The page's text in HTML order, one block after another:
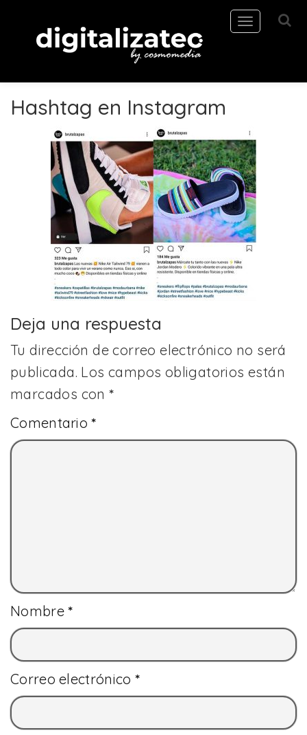
Toggle
navigation
Hashtag en Instagram
Deja una respuesta
Tu dirección de correo electrónico no será
publicada. Los campos obligatorios están
marcados con*
Comentario*
Nombre*
Correo electrónico *